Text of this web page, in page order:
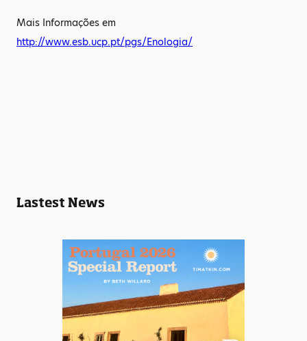
Mais Informações em
http://www.esb.ucp.pt/pgs/Enologia/
Lastest News